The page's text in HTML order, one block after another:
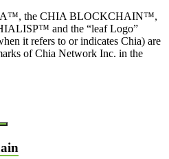
the CHIA BLOCKCHAIN™,
and the “leaf Logo”
it refers to or indicates Chia) are
of Chia Network Inc. in the